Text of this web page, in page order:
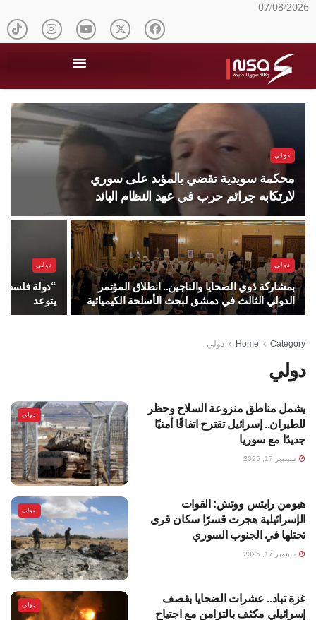
07/08/2026
دولي
محكمة سويدية تقضي بالمؤبد على سوري
لارتكابه جرائم حرب في عهد النظام البائد
دولي
بمشاركة ذوي الضحايا والناجين.. انطلاق المؤتمر
الدولي الثالث في دمشق لبحث الأسلحة الكيميائية
دولي
“دولة
يتوعد
Home Category دولي
دولي
دولي
يشمل مناطق منزوعة السلاح وحظر
للطيران.. إسرائيل تقترح اتفاقًا أمنيًا
جديدًا مع سوريا
سبتمبر 17, 2025
دولي
هيومن رايتس ووتش: القوات
الإسرائيلية هجرت قسرًا سكان قرى
تحتلها في الجنوب السوري
سبتمبر 17, 2025
دولي
غزة تباد.. عشرات الضحايا بقصف
إسرائيلي مكثف بالتزامن مع اجتياح